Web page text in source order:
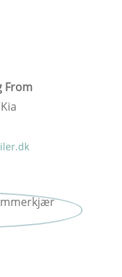
From